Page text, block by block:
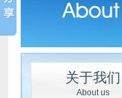
关于我们
About us